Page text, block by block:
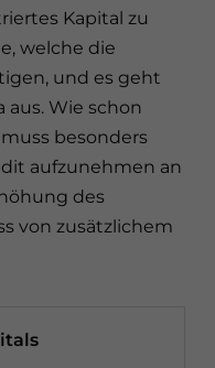
Kapital zu
welche die
und es geht
Wie schon
besonders
aufzunehmen an
des
von zusätzlichem